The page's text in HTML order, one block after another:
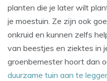
planten die je later wilt
je moestuin. Ze zijn ook
onkruid en kunnen zelfs
van beestjes en ziektes in
groenbemester hoort dan
duurzame tuin aan te